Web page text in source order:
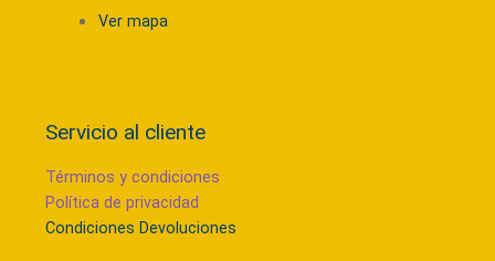
Ver mapa
Servicio al cliente
Términos y condiciones
Política de privacidad
Condiciones Devoluciones